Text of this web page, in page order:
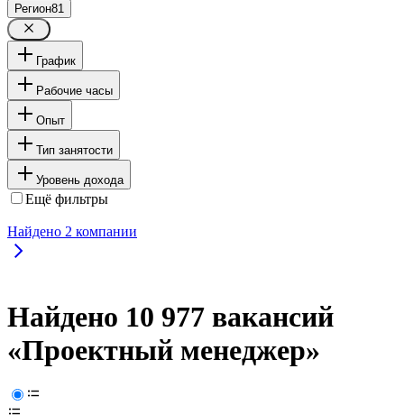
Регион81
График
Рабочие часы
Опыт
Тип занятости
Уровень дохода
Ещё фильтры
Найдено 2 компании
Найдено 10 977 вакансий
«Проектный менеджер»